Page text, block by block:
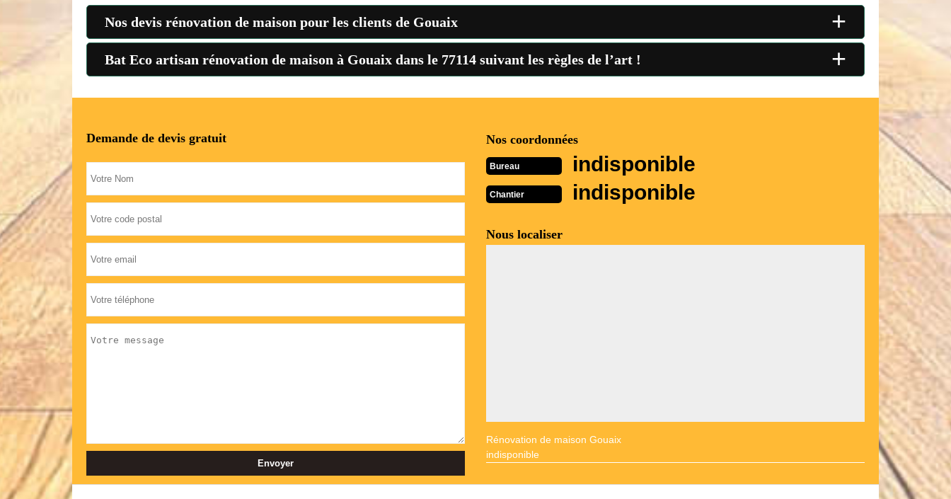
Nos devis rénovation de maison pour les clients de Gouaix +
Bat Eco artisan rénovation de maison à Gouaix dans le 77114 suivant les règles de l’art ! +
Demande de devis gratuit Nos coordonnées
Bureau indisponible
Chantier indisponible
Nous localiser
Rénovation de maison Gouaix
indisponible